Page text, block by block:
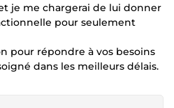
je me chargerai de lui donner
pour seulement
pour répondre à vos besoins
dans les meilleurs délais.